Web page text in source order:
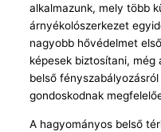
alkalmazunk, mely több
árnyékolószerkezet
nagyobb hővédelmet
képesek biztosítani,
belső
gondoskodnak
A hagyományos belső